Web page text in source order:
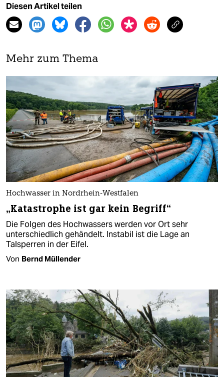
Diesen Artikel teilen
Mehr zum Thema
Hochwasser in Nordrhein-Westfalen
„Katastrophe ist gar kein Begriff“
Die Folgen des Hochwassers werden vor Ort sehr
unterschiedlich gehändelt. Instabil ist die Lage an
Talsperren in der Eifel.
Von Bernd Müllender